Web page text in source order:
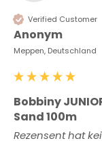
Verified Customer
Anonym
Meppen, Deutschland
Bobbiny
Sand 100m
Rezensent hat